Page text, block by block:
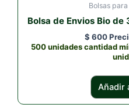
Bolsas
Bolsa de Envios Bio
$ 600
500 unidades cantidad
Añadir